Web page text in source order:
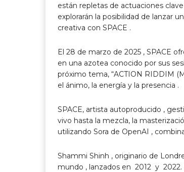
están repletas de actuaciones
explorarán la posibilidad de lanzar
creativa con SPACE .
El 28 de marzo de 2025 , SPACE
en una azotea conocido por sus
próximo tema, “ACTION RIDDIM
el ánimo, la energía y la presencia .
SPACE, artista autoproducido ,
vivo hasta la mezcla, la
utilizando Sora de OpenAI ,
Shammi Shinh , originario de
mundo , lanzados en 2012 y